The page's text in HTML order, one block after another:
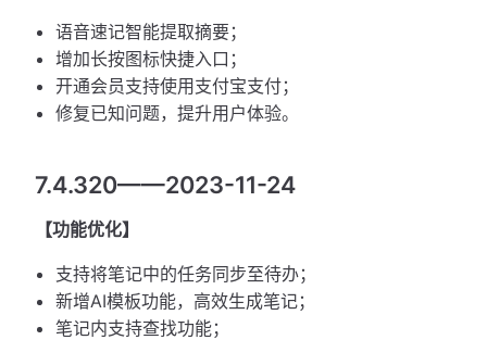
语音速记智能提取摘要；
增加长按图标快捷入口；
开通会员支持使用支付宝支付；
修复已知问题，提升用户体验。
7.4.320——2023-11-24
【功能优化】
支持将笔记中的任务同步至待办；
新增AI模板功能，高效生成笔记；
笔记内支持查找功能；